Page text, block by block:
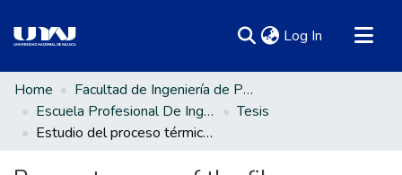
Log In (current)
Communities & Collections
All of DSpace
Statistics
Home
Facultad de Ingeniería de Procesos Industriales
Escuela Profesional De Ingeniería en Industrias Alimentarias
Tesis
Estudio del proceso térmico de cocción por sous-vide de músculo de carne de alpaca (Vicugna pacos)